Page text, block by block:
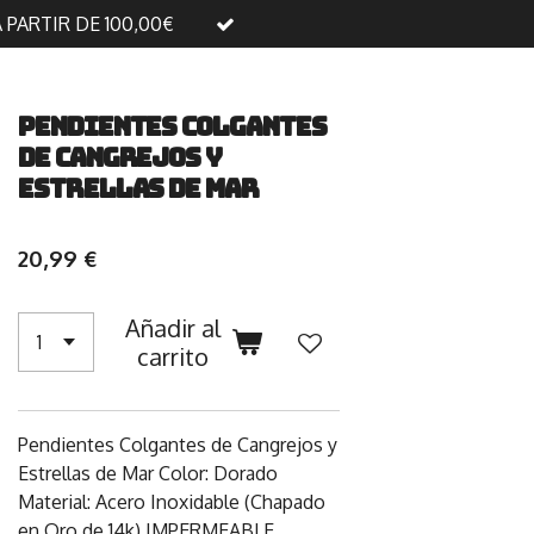
DE 100,00€
Pendientes Colgantes
de Cangrejos y
Estrellas de Mar
20,99 €
Añadir al
carrito
Pendientes Colgantes de Cangrejos y
Estrellas de Mar Color: Dorado
Material: Acero Inoxidable (Chapado